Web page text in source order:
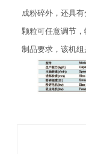
成粉碎外，还具
颗粒可任意调节
制品要求，该机组